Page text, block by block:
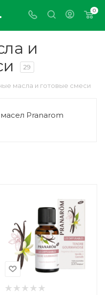
0
и
29
масла и готовые смеси
Pranarom